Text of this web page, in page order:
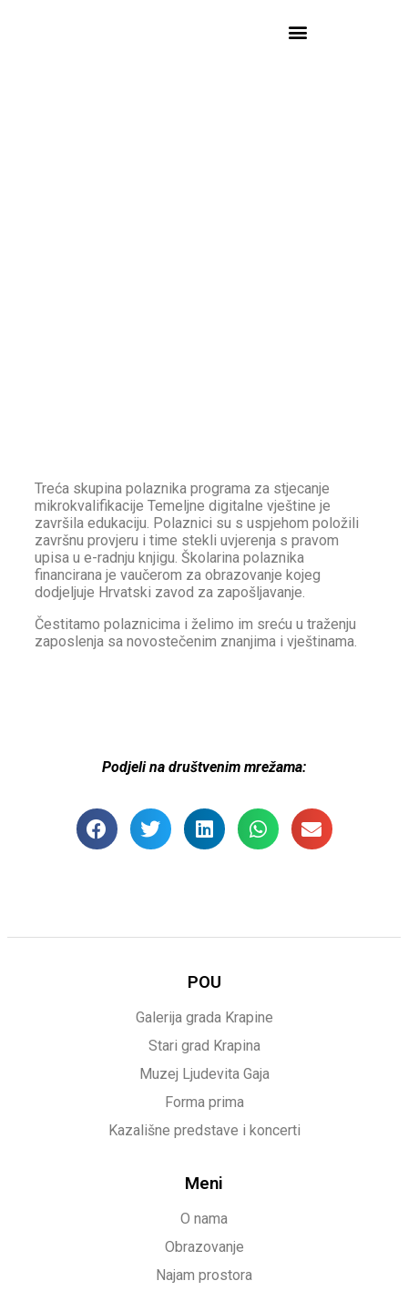
Treća skupina polaznika programa za stjecanje
mikrokvalifikacije Temeljne digitalne vještine je
završila edukaciju. Polaznici su s uspjehom položili
završnu provjeru i time stekli uvjerenja s pravom
upisa u e-radnju knjigu. Školarina polaznika
financirana je vaučerom za obrazovanje kojeg
dodjeljuje Hrvatski zavod za zapošljavanje.
Čestitamo polaznicima i želimo im sreću u traženju
zaposlenja sa novostečenim znanjima i vještinama.
Podjeli na društvenim mrežama:
POU
Galerija grada Krapine
Stari grad Krapina
Muzej Ljudevita Gaja
Forma prima
Kazališne predstave i koncerti
Meni
O nama
Obrazovanje
Najam prostora